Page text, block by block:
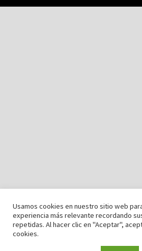
Usamos cookies en nuestro sitio web
experiencia más relevante recordando
repetidas. Al hacer clic en "Aceptar",
cookies.